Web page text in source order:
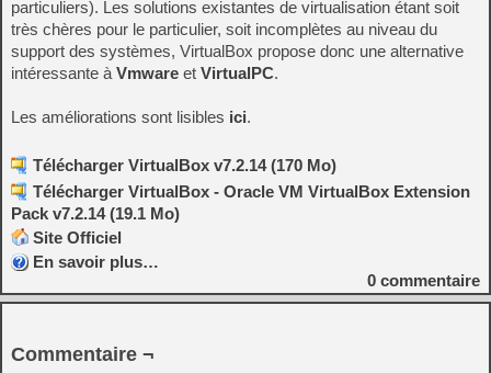
particuliers). Les solutions existantes de virtualisation étant soit
très chères pour le particulier, soit incomplètes au niveau du
support des systèmes, VirtualBox propose donc une alternative
intéressante à Vmware et VirtualPC.
Les améliorations sont lisibles ici.
Télécharger VirtualBox v7.2.14 (170 Mo)
Télécharger VirtualBox - Oracle VM VirtualBox Extension
Pack v7.2.14 (19.1 Mo)
Site Officiel
En savoir plus…
0 commentaire
Commentaire ¬